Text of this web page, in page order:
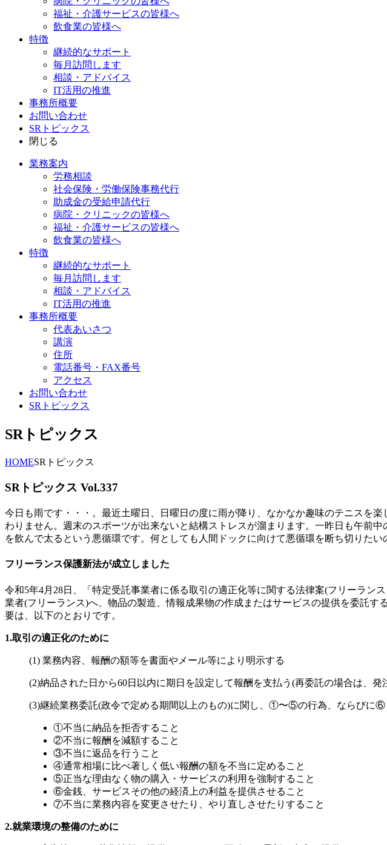
福祉・介護サービスの皆様へ
飲食業の皆様へ
特徴
継続的なサポート
毎月訪問します
相談・アドバイス
IT活用の推進
事務所概要
お問い合わせ
SRトピックス
閉じる
業務案内
労務相談
社会保険・労働保険事務代行
助成金の受給申請代行
病院・クリニックの皆様へ
福祉・介護サービスの皆様へ
飲食業の皆様へ
特徴
継続的なサポート
毎月訪問します
相談・アドバイス
IT活用の推進
事務所概要
代表あいさつ
講演
住所
電話番号・FAX番号
アクセス
お問い合わせ
SRトピックス
SRトピックス
HOMESRトピックス
SRトピックス Vol.337
今日も雨です・・・。最近土曜日、日曜日の度に雨が降り、なかなか趣味のテニスを
わりません。週末のスポーツが出来ないと結構ストレスが溜まります。一昨日も午前
を飲んで太るという悪循環です。何としても人間ドックに向けて悪循環を断ち切りたい
フリーランス保護新法が成立しました
令和5年4月28日、「特定受託事業者に係る取引の適正化等に関する法律案(フリーラ
業者(フリーランス)へ、物品の製造、情報成果物の作成またはサービスの提供を委託
要は、以下のとおりです。
1.取引の適正化のために
(1) 業務内容、報酬の額等を書面やメール等により明示する
(2)納品された日から60日以内に期日を設定して報酬を支払う(再委託の場合は、発
(3)継続業務委託(政令で定める期間以上のもの)に関し、①〜⑤の行為、ならびに
①不当に納品を拒否すること
②不当に報酬を減額すること
③不当に返品を行うこと
④通常相場に比べ著しく低い報酬の額を不当に定めること
⑤正当な理由なく物の購入・サービスの利用を強制すること
⑥金銭、サービスその他の経済上の利益を提供させること
⑦不当に業務内容を変更させたり、やり直しさせたりすること
2.就業環境の整備のために